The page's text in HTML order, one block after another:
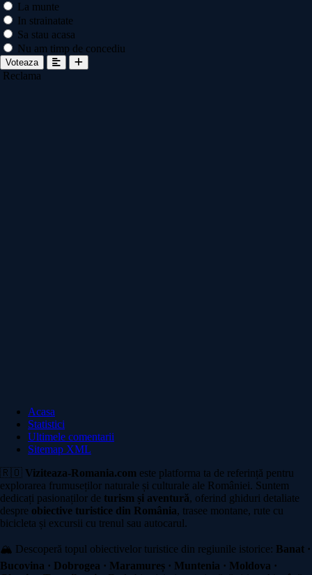
La munte
In strainatate
Sa stau acasa
Nu am timp de concediu
Voteaza
Reclama
Acasa
Statistici
Ultimele comentarii
Sitemap XML
🇷🇴 Viziteaza-Romania.com este platforma ta de referință pentru
explorarea frumuseților naturale și culturale ale României. Suntem
dedicați pasionaților de turism și aventură, oferind ghiduri detaliate
despre obiective turistice din România, trasee montane, rute cu
bicicleta și excursii cu trenul sau autocarul.
🏔️ Descoperă topul obiectivelor turistice din regiunile istorice: Banat ·
Bucovina · Dobrogea · Maramureș · Muntenia · Moldova ·